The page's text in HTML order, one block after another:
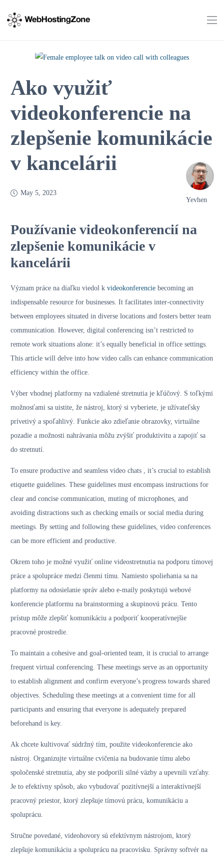
Ako využiť
videokonferencie na
zlepšenie komunikácie
v kancelárii
May 5, 2023
Yevhen
Používanie videokonferencií na
zlepšenie komunikácie v
kancelárii
Význam práce na diaľku viedol k videokonferencie becoming an
indispensable resource for businesses. It facilitates inter-connectivity
between employees situated in diverse locations and fosters better team
communication. However, digital conferencing isn’t restricted to
remote work situations alone: it’s equally beneficial in office settings.
This article will delve into how video calls can enhance communication
efficiency within the office.
Výber vhodnej platformy na vzdialené stretnutia je kľúčový. S toľkými
možnosťami sa uistite, že nástroj, ktorý si vyberiete, je užívateľsky
prívetivý a spoľahlivý. Funkcie ako zdieľanie obrazovky, virtuálne
pozadie a možnosti nahrávania môžu zvýšiť produktivitu a zapojiť sa
do stretnutí.
To ensure productive and seamless video chats , it’s crucial to establish
etiquette guidelines. These guidelines must encompass instructions for
clear and concise communication, muting of microphones, and
avoiding distractions such as checking emails or social media during
meetings. By setting and following these guidelines, video conferences
can be more efficient and productive.
Okrem toho je možné využiť online videostretnutia na podporu tímovej
práce a spolupráce medzi členmi tímu. Namiesto spoliehania sa na
platformy na odosielanie správ alebo e-maily poskytujú webové
konferencie platformu na brainstorming a skupinovú prácu. Tento
prístup môže zlepšiť komunikáciu a podporiť kooperatívnejšie
pracovné prostredie.
To maintain a cohesive and goal-oriented team, it is crucial to arrange
frequent virtual conferencing. These meetings serve as an opportunity
to establish alignment and confirm everyone’s progress towards shared
objectives. Scheduling these meetings at a convenient time for all
participants and ensuring that everyone is adequately prepared
beforehand is key.
Ak chcete kultivovať súdržný tím, použite videokonferencie ako
nástroj. Organizujte virtuálne cvičenia na budovanie tímu alebo
spoločenské stretnutia, aby ste podporili silné väzby a upevnili vzťahy.
Je to efektívny spôsob, ako vybudovať pozitívnejší a interaktívnejší
pracovný priestor, ktorý zlepšuje tímovú prácu, komunikáciu a
spoluprácu.
Stručne povedané, videohovory sú efektívnym nástrojom, ktorý
zlepšuje komunikáciu a spoluprácu na pracovisku. Správny softvér na